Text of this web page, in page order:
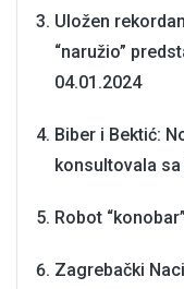
Uložen
“naružio”
04.01.2024
Biber i Bektić:
konsultovala sa
Robot
Zagrebački